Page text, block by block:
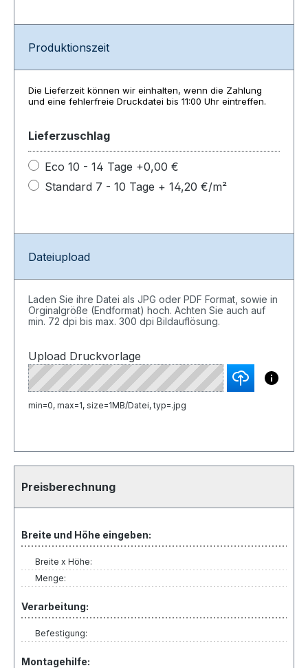
Produktionszeit
Die Lieferzeit können wir einhalten, wenn die Zahlung
und eine fehlerfreie Druckdatei bis 11:00 Uhr eintreffen.
Lieferzuschlag
Eco 10 - 14 Tage +0,00 €
Standard 7 - 10 Tage + 14,20 €/m²
Dateiupload
Laden Sie ihre Datei als JPG oder PDF Format, sowie in
Orginalgröße (Endformat) hoch. Achten Sie auch auf
min. 72 dpi bis max. 300 dpi Bildauflösung.
Upload Druckvorlage
min=0, max=1, size=1MB/Datei, typ=.jpg
Preisberechnung
Breite und Höhe eingeben:
Breite x Höhe:
Menge:
Verarbeitung:
Befestigung:
Montagehilfe: